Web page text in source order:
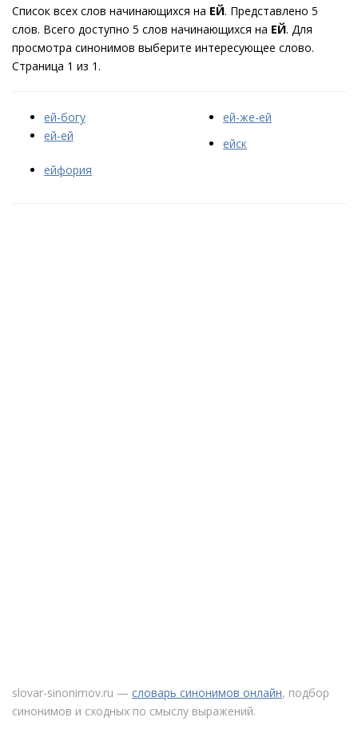
Список всех слов начинающихся на ЕЙ. Представлено 5
слов. Всего доступно 5 слов начинающихся на ЕЙ. Для
просмотра синонимов выберите интересующее слово.
Страница 1 из 1.
ей-богу
ей-ей
ей-же-ей
ейск
ейфория
slovar-sinonimov.ru — словарь синонимов онлайн, подбор
синонимов и сходных по смыслу выражений.